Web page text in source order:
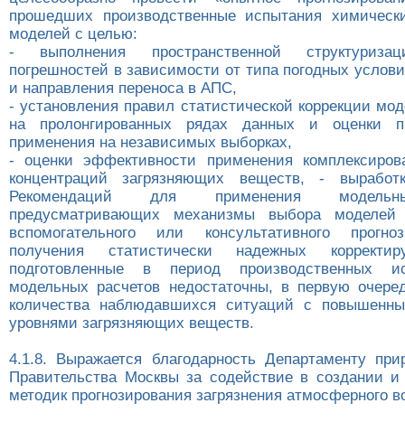
прошедших производственные испытания
моделей с целью:
- выполнения пространственной
погрешностей в зависимости от типа погодных
и направления переноса в АПС,
- установления правил статистической коррекции
на пролонгированных рядах данных и оценки
применения на независимых выборках,
- оценки эффективности применения
концентраций загрязняющих веществ, -
Рекомендаций для применения
предусматривающих механизмы выбора моделей
вспомогательного или консультативного
получения статистически надежных
подготовленные в период производственных
модельных расчетов недостаточны, в первую
количества наблюдавшихся ситуаций с
уровнями загрязняющих веществ.
4.1.8. Выражается благодарность Департаменту
Правительства Москвы за содействие в создании
методик прогнозирования загрязнения атмосферного